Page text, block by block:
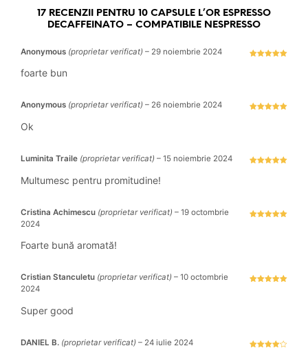
17 RECENZII PENTRU 10 CAPSULE L’OR ESPRESSO
DECAFFEINATO – COMPATIBILE NESPRESSO
Anonymous (proprietar verificat) – 29 noiembrie 2024
foarte bun
Anonymous (proprietar verificat) – 26 noiembrie 2024
Ok
Luminita Traile (proprietar verificat) – 15 noiembrie 2024
Multumesc pentru promitudine!
Cristina Achimescu (proprietar verificat) – 19 octombrie
2024
Foarte bună aromată!
Cristian Stanculetu (proprietar verificat) – 10 octombrie
2024
Super good
DANIEL B. (proprietar verificat) – 24 iulie 2024